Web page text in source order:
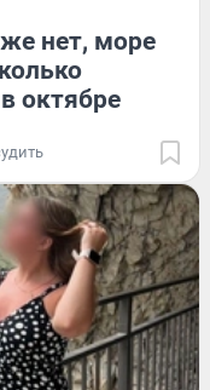
нет, море
октябре